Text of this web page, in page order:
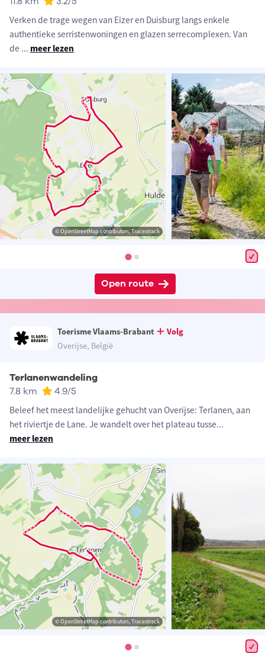
Verken de trage wegen van Eizer en Duisburg langs enkele
authentieke serristenwoningen en glazen serrecomplexen. Van
de ... meer lezen
© OpenStreetMap contributors, Tracestrack
Open route
Toerisme Vlaams-Brabant
Volg
Overijse, België
Terlanenwandeling
7.8 km 4.9/5
Beleef het meest landelijke gehucht van Overijse: Terlanen, aan
het riviertje de Lane. Je wandelt over het plateau tusse...
meer lezen
© OpenStreetMap contributors, Tracestrack